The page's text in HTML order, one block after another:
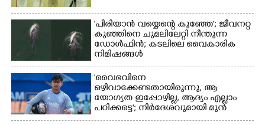
'പിരിയാൻ വയ്യെന്റെ കുഞ്ഞേ'; ജീവനറ്റ
കുഞ്ഞിനെ ചുമലിലേറ്റി നീന്തുന്ന
ഡോൾഫിൻ; കടലിലെ വൈകാരിക
നിമിഷങ്ങൾ
'വൈഭവിനെ
ഒഴിവാക്കേണ്ടതായിരുന്നു,​ ആ
യോഗ്യത ഇപ്പോഴില്ല, ആദ്യം എല്ലാം
പഠിക്കട്ടെ'; നിർദേശവുമായി മുൻ
ക്രിക്കറ്റ് താരം